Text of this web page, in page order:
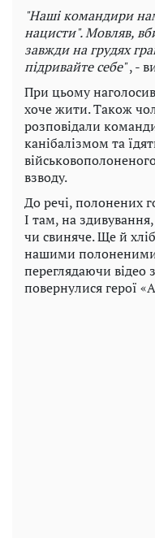
"Наші командири
нацисти". Мовляв,
завжди на грудях
підривайте себе", -
При цьому
хоче жити. Також
розповідали
канібалізмом та
взводу.
До речі, полонених
І там, на
чи свиняче. Ще й
нашими
переглядаючи відео
повернулися герої